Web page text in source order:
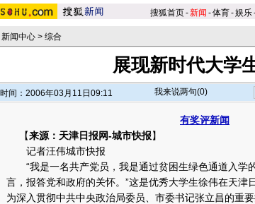
搜狐首页-新闻 -体育-娱乐
新闻中心 > 综合
展现新时代大学
时间：2006年03月11日09:11 我来说两句(0)
有奖评新闻
【来源：天津日报网-城市快报】
记者汪伟城市快报
“我是一名共产党员，我是通过贫困生绿色通道入学
言，报答党和政府的关怀。”这是优秀大学生徐伟在天津
为深入贯彻中共中央政治局委员、市委书记张立昌的重